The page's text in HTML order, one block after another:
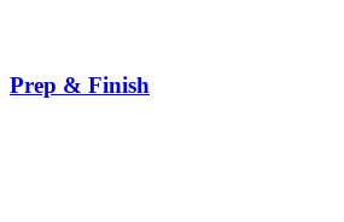
Prep & Finish